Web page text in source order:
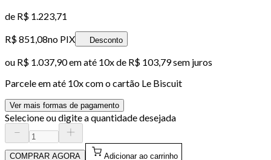
de R$ 1.223,71
R$ 851,08no PIX Desconto
ou R$ 1.037,90em até 10x de R$ 103,79 sem juros
Parcele em até 10x com o cartão Le Biscuit
Ver mais formas de pagamento
Selecione ou digite a quantidade desejada
COMPRAR AGORA Adicionar ao carrinho